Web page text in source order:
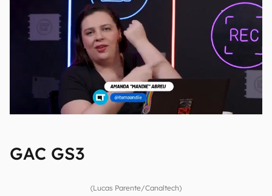
GAC GS3
(Lucas Parente/Canaltech)